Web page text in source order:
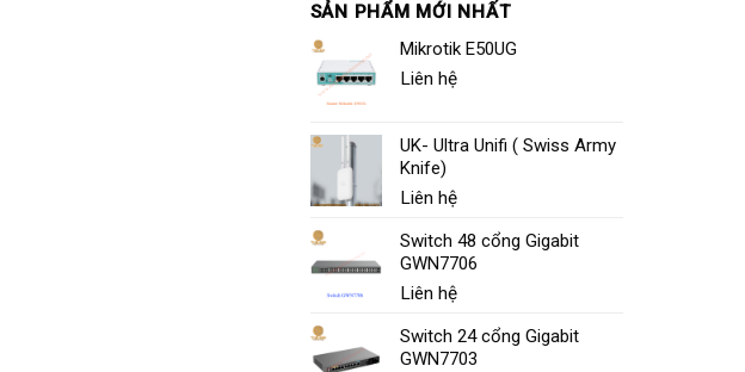
SẢN PHẨM MỚI NHẤT
Mikrotik E50UG
Liên hệ
UK- Ultra Unifi ( Swiss Army
Knife)
Liên hệ
Switch 48 cổng Gigabit
GWN7706
Liên hệ
Switch 24 cổng Gigabit
GWN7703